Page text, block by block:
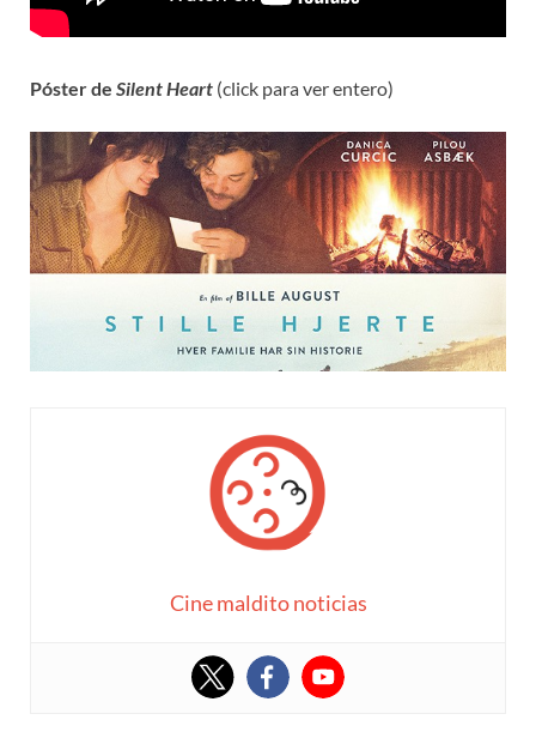
Póster de Silent Heart (click para ver entero)
Cine maldito noticias